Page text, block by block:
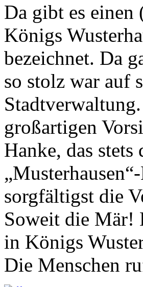
Da gibt es einen
Königs
bezeichnet. Da
so stolz war auf
großartigen
Hanke, das
sorgfältigst die
Soweit die Mär!
in Königs
Die Menschen